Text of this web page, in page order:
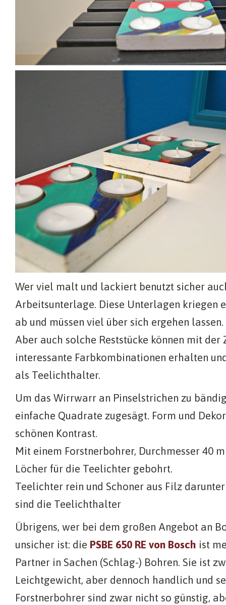
Wer viel malt und lackiert benutzt sicher
Arbeitsunterlage. Diese Unterlagen kriegen
ab und müssen viel über sich ergehen lassen.
Aber auch solche Reststücke können mit
interessante Farbkombinationen erhalten
als Teelichthalter.
Um das Wirrwarr an Pinselstrichen zu
einfache Quadrate zugesägt. Form und
schönen Kontrast.
Mit einem Forstnerbohrer, Durchmesser 40
Löcher für die Teelichter gebohrt.
Teelichter rein und Schoner aus Filz
sind die Teelichthalter
Übrigens, wer bei dem großen Angebot an
unsicher ist: die PSBE 650 RE von Bosch ist
Partner in Sachen (Schlag-) Bohren. Sie ist
Leichtgewicht, aber dennoch handlich und
Forstnerbohrer sind zwar nicht so günstig,